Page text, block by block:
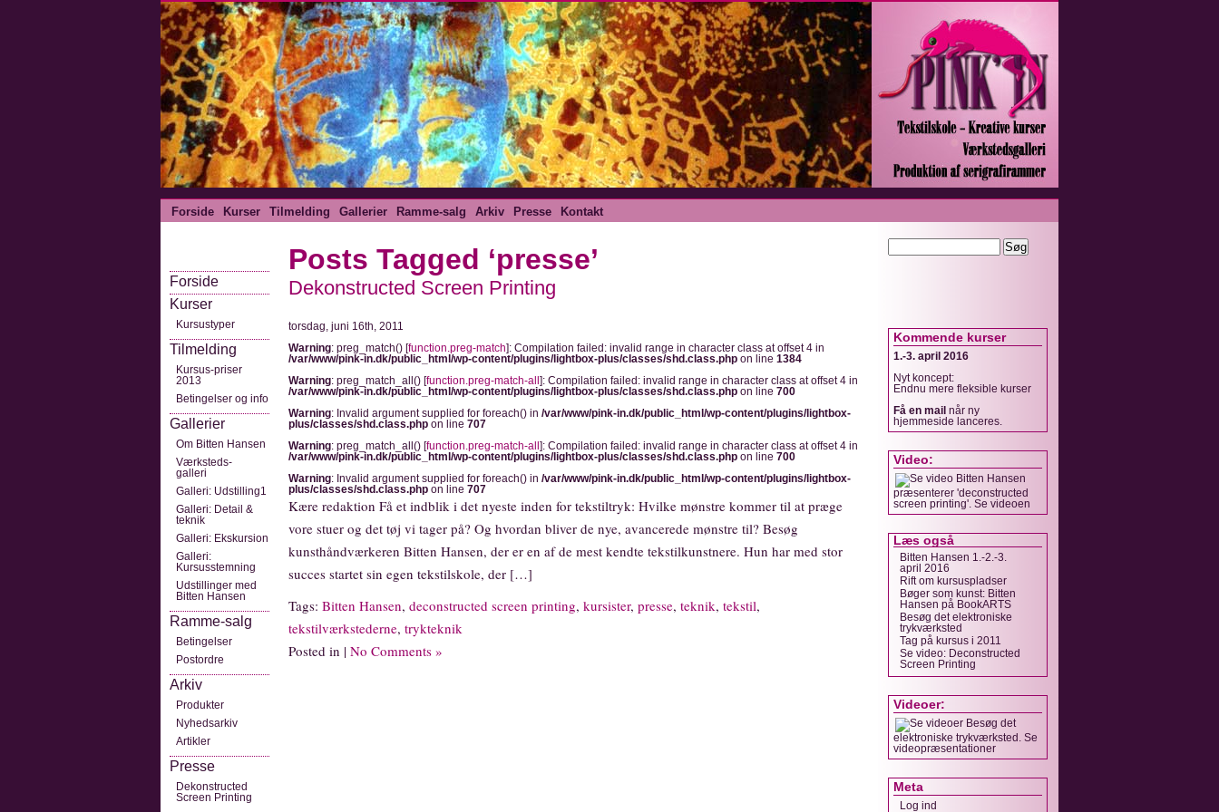
Forside Kurser Tilmelding Gallerier Ramme-salg Arkiv Presse Kontakt
Posts Tagged ‘presse’
Dekonstructed Screen Printing
torsdag, juni 16th, 2011
Warning: preg_match() [function.preg-match]: Compilation failed: invalid range in character class at offset 4 in
/var/www/pink-in.dk/public_html/wp-content/plugins/lightbox-plus/classes/shd.class.php on line 1384
Warning: preg_match_all() [function.preg-match-all ]: Compilation failed: invalid range in character class at offset 4 in
/var/www/pink-in.dk/public_html/wp-content/plugins/lightbox-plus/classes/shd.class.php on line 700
Warning: Invalid argument supplied for foreach() in /var/www/pink-in.dk/public_html/wp-content/plugins/lightbox-
plus/classes/shd.class.php on line 707
Warning: preg_match_all() [function.preg-match-all ]: Compilation failed: invalid range in character class at offset 4 in
/var/www/pink-in.dk/public_html/wp-content/plugins/lightbox-plus/classes/shd.class.php on line 700
Warning: Invalid argument supplied for foreach() in /var/www/pink-in.dk/public_html/wp-content/plugins/lightbox-
plus/classes/shd.class.php on line 707
Kære redaktion Få et indblik i det nyeste inden for tekstiltryk: Hvilke mønstre kommer til at præge
vore stuer og det tøj vi tager på? Og hvordan bliver de nye, avancerede mønstre til? Besøg
kunsthåndværkeren Bitten Hansen, der er en af de mest kendte tekstilkunstnere. Hun har med stor
succes startet sin egen tekstilskole, der […]
Tags: Bitten Hansen, deconstructed screen printing, kursister, presse, teknik, tekstil,
tekstilværkstederne, trykteknik
Posted in | No Comments »
Forside
Kurser
Kursustyper
Tilmelding
Kursus-priser
2013
Betingelser og info
Gallerier
Om Bitten Hansen
Værksteds-
galleri
Galleri: Udstilling1
Galleri: Detail &
teknik
Galleri: Ekskursion
Galleri:
Kursusstemning
Udstillinger med
Bitten Hansen
Ramme-salg
Betingelser
Postordre
Arkiv
Produkter
Nyhedsarkiv
Artikler
Presse
Dekonstructed
Screen Printing
Kommende kurser
1.-3. april 2016
Nyt koncept:
Endnu mere fleksible kurser
Få en mail når ny
hjemmeside lanceres.
Video:
Bitten Hansen
præsenterer 'deconstructed
screen printing'. Se videoen
Læs også
Bitten Hansen 1.-2.-3.
april 2016
Rift om kursuspladser
Bøger som kunst: Bitten
Hansen på BookARTS
Besøg det elektroniske
trykværksted
Tag på kursus i 2011
Se video: Deconstructed
Screen Printing
Videoer:
Besøg det
elektroniske trykværksted. Se
video­præsentationer
Meta
Log ind